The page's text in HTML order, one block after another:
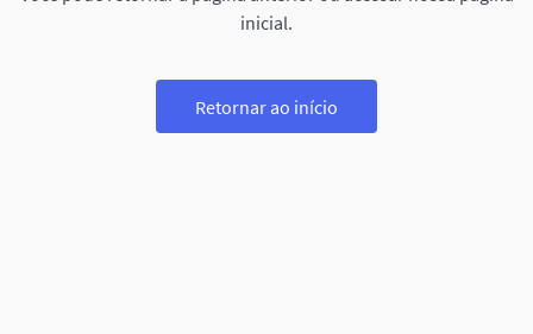
inicial.
Retornar ao início